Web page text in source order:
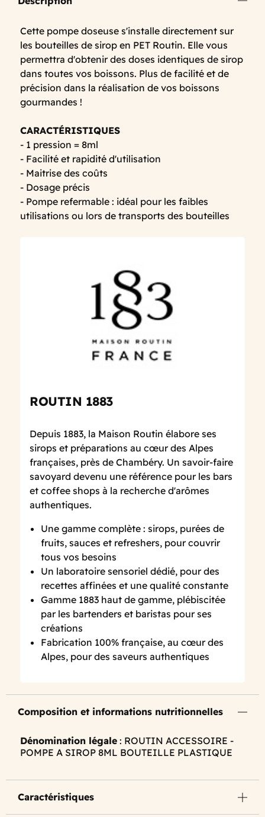
Cette pompe doseuse s'installe directement sur
les bouteilles de sirop en PET Routin. Elle vous
permettra d'obtenir des doses identiques de sirop
dans toutes vos boissons. Plus de facilité et de
précision dans la réalisation de vos boissons
gourmandes !
CARACTÉRISTIQUES
- 1 pression = 8ml
- Facilité et rapidité d'utilisation
- Maitrise des coûts
- Dosage précis
- Pompe refermable : idéal pour les faibles
utilisations ou lors de transports des bouteilles
ROUTIN 1883
Depuis 1883, la Maison Routin élabore ses
sirops et préparations au cœur des Alpes
françaises, près de Chambéry. Un savoir-faire
savoyard devenu une référence pour les bars
et coffee shops à la recherche d'arômes
authentiques.
Une gamme complète : sirops, purées de
fruits, sauces et refreshers, pour couvrir
tous vos besoins
Un laboratoire sensoriel dédié, pour des
recettes affinées et une qualité constante
Gamme 1883 haut de gamme, plébiscitée
par les bartenders et baristas pour ses
créations
Fabrication 100% française, au cœur des
Alpes, pour des saveurs authentiques
Composition et informations nutritionnelles
Dénomination légale : ROUTIN ACCESSOIRE -
POMPE A SIROP 8ML BOUTEILLE PLASTIQUE
Caractéristiques